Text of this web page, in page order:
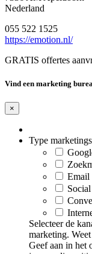
Nederland
055 522 1525
https://emotion.nl/
GRATIS offertes
Vind een marketing
×
Type
Email
Selecteer de
marketing.
Geef aan in het